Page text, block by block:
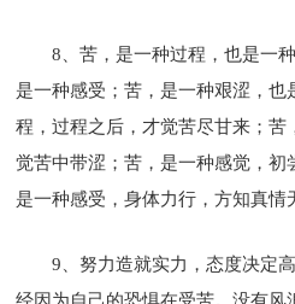
8、苦，是一种过程，也是一
是一种感受；苦，是一种艰涩，也
程，过程之后，才觉苦尽甘来；
觉苦中带涩；苦，是一种感觉，初
是一种感受，身体力行，方知真情
9、努力造就实力，态度决定
经因为自己的恐惧在受苦。没有